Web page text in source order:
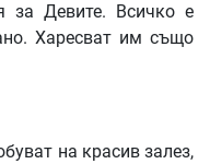
за Девите. Всичко е
Харесват им също
на красив залез,